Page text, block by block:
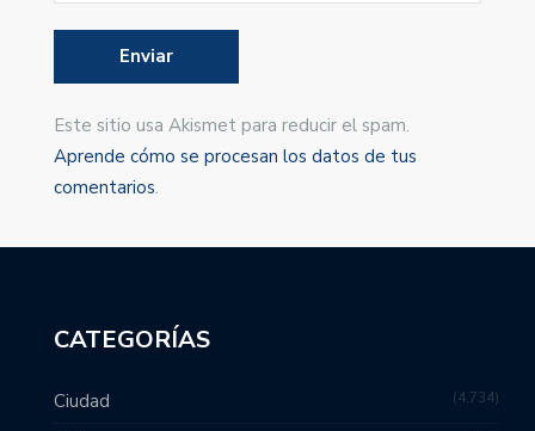
Este sitio usa Akismet para reducir el spam.
Aprende cómo se procesan los datos de tus
comentarios.
CATEGORÍAS
Ciudad 4,734